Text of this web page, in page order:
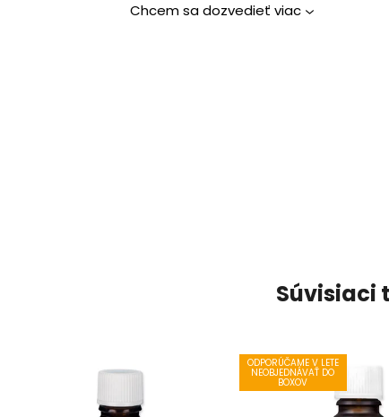
Chcem sa dozvedieť viac
Súvisiaci
ODPORÚČAME V LETE
NEOBJEDNÁVAŤ DO
BOXOV